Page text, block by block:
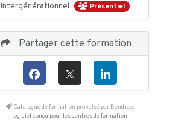
intergénérationnel
Présentiel
Partager cette formation
Catalogue de formation propulsé par Dendreo,
logiciel conçu pour les centres de formation